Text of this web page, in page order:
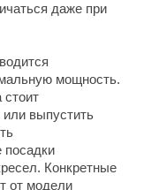
даже при
мощность.
стоит
или выпустить
Конкретные
от модели